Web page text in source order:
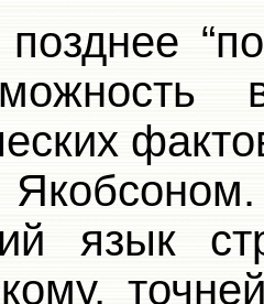
язык